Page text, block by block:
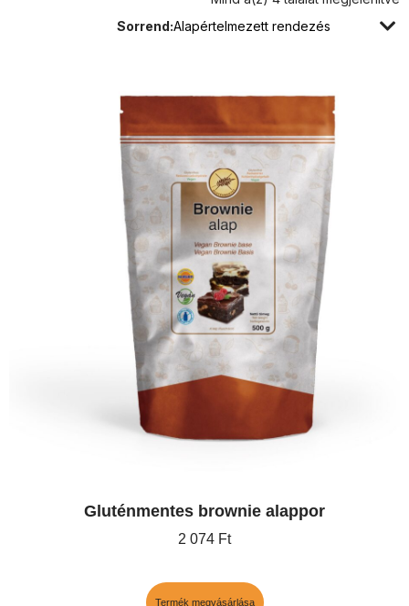
Sorrend
Gluténmentes brownie alappor
2 074 Ft
Termék megvásárlása